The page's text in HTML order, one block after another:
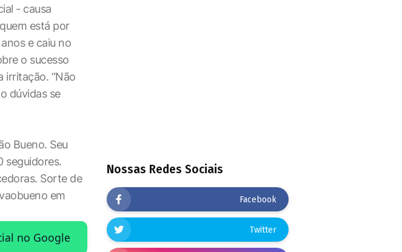
- causa
está por
e caiu no
o sucesso
irritação. “Não
dúvidas se
Bueno. Seu
seguidores.
Sorte de
em
no Google
Nossas Redes Sociais
Facebook
Twitter